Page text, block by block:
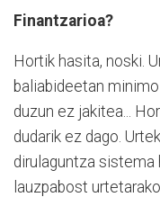
Finantzarioa?
Hortik hasita, noski.
baliabideetan
duzun ez jakitea...
dudarik ez dago.
dirulaguntza sistema
lauzpabost